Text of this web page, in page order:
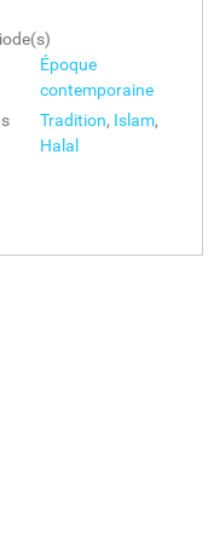
Époque
contemporaine
Tradition, Islam,
Halal